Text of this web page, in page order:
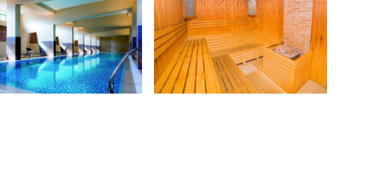
оплаты всегда на связи